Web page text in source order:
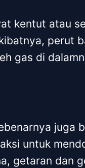
kentut atau
perut
gas di
juga
untuk
getaran dan